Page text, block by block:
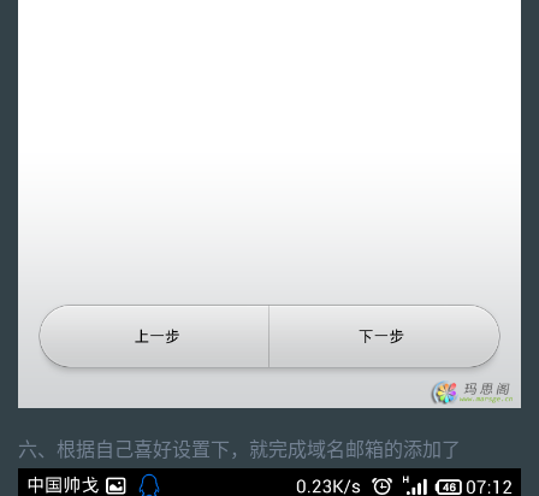
六、根据自己喜好设置下，就完成域名邮箱的添加了